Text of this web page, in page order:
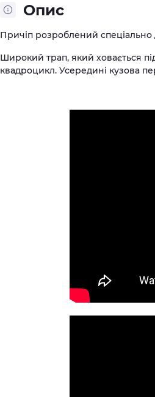
Опис
Причіп розроблений
Широкий трап, який ховається
квадроцикл. Усередині кузова